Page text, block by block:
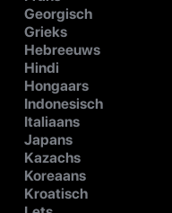
Georgisch
Grieks
Hebreeuws
Hindi
Hongaars
Indonesisch
Italiaans
Japans
Kazachs
Koreaans
Kroatisch